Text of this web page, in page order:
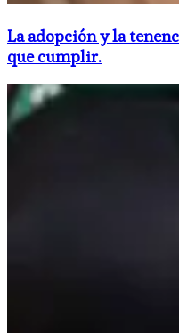
La adopción y la
que cumplir.